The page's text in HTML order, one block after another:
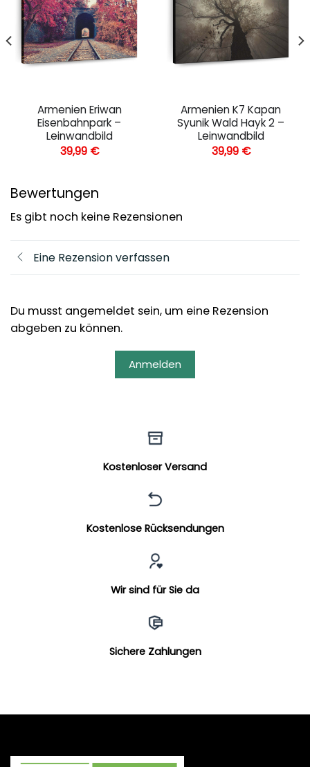
Armenien Eriwan
Eisenbahnpark –
Leinwandbild
39,99 €
Armenien K7 Kapan
Syunik Wald Hayk 2 –
Leinwandbild
39,99 €
Bewertungen
Es gibt noch keine Rezensionen
Eine Rezension verfassen
Du musst angemeldet sein, um eine Rezension
abgeben zu können.
Anmelden
Kostenloser Versand
Kostenlose Rücksendungen
Wir sind für Sie da
Sichere Zahlungen